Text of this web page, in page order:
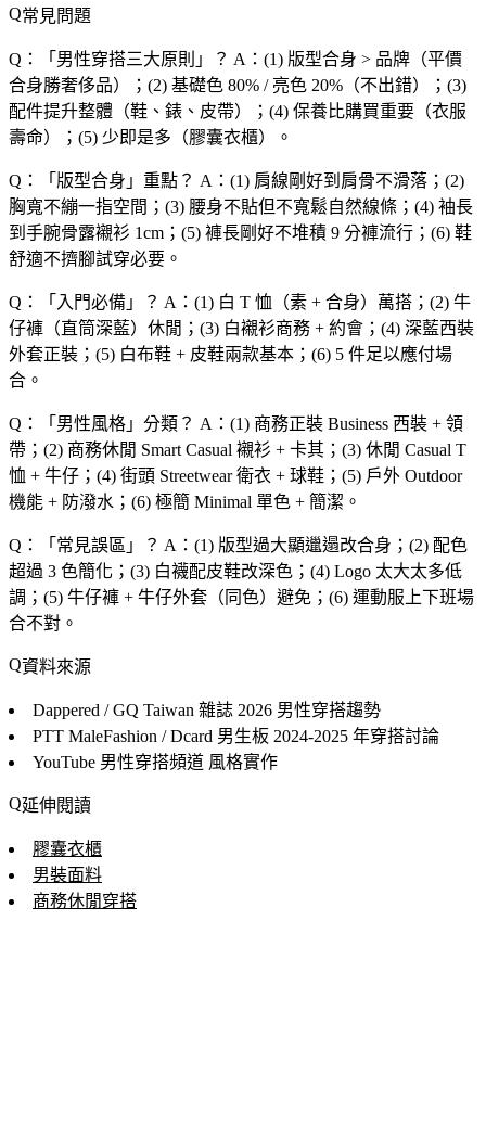
常見問題
Q：「 男性穿搭三大原則 」？ A：(1) 版型合身 > 品牌（平價
合身勝奢侈品）；(2) 基礎色 80% / 亮色 20%（不出錯）；(3)
配件提升整體（鞋、錶、皮帶）；(4) 保養比購買重要（衣服
壽命）；(5) 少即是多（膠囊衣櫃）。
Q：「 版型合身 」重點？ A：(1) 肩線剛好到肩骨不滑落；(2)
胸寬不繃一指空間；(3) 腰身不貼但不寬鬆自然線條；(4) 袖長
到手腕骨露襯衫 1cm；(5) 褲長剛好不堆積 9 分褲流行；(6) 鞋
舒適不擠腳試穿必要。
Q：「 入門必備 」？ A：(1) 白 T 恤（素 + 合身）萬搭；(2) 牛
仔褲（直筒深藍）休閒；(3) 白襯衫商務 + 約會；(4) 深藍西裝
外套正裝；(5) 白布鞋 + 皮鞋兩款基本；(6) 5 件足以應付場
合。
Q：「 男性風格 」分類？ A：(1) 商務正裝 Business 西裝 + 領
帶；(2) 商務休閒 Smart Casual 襯衫 + 卡其；(3) 休閒 Casual T
恤 + 牛仔；(4) 街頭 Streetwear 衛衣 + 球鞋；(5) 戶外 Outdoor
機能 + 防潑水；(6) 極簡 Minimal 單色 + 簡潔。
Q：「 常見誤區 」？ A：(1) 版型過大顯邋遢改合身；(2) 配色
超過 3 色簡化；(3) 白襪配皮鞋改深色；(4) Logo 太大太多低
調；(5) 牛仔褲 + 牛仔外套（同色）避免；(6) 運動服上下班場
合不對。
資料來源
Dappered / GQ Taiwan 雜誌 2026 男性穿搭趨勢
PTT MaleFashion / Dcard 男生板 2024-2025 年穿搭討論
YouTube 男性穿搭頻道 風格實作
延伸閱讀
膠囊衣櫃
男裝面料
商務休閒穿搭